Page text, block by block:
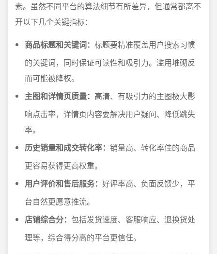
素。虽然不同平台的算法细节有所差异，但通常都离不
开以下几个关键指标：
商品标题和关键词： 标题要精准覆盖用户搜索习惯
的关键词，同时保证可读性和吸引力。滥用堆砌反
而可能被降权。
主图和详情页质量： 高清、有吸引力的主图极大影
响点击率，详情页内容要解决用户疑问、降低跳失
率。
历史销量和成交转化率： 销量高、转化率佳的商品
更容易获得更高权重。
用户评价和售后服务： 好评率高、负面反馈少，平
台自然更愿意推流。
店铺综合分： 包括发货速度、客服响应、退换货处
理等，综合得分高的平台更信任。